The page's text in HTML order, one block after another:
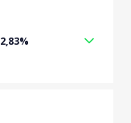
2,83%